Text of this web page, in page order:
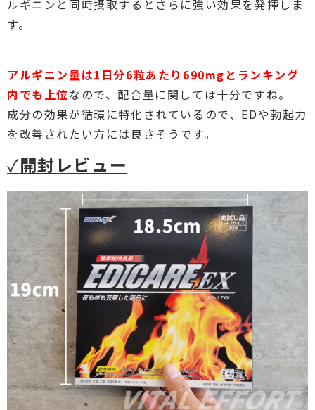
ルギニンと同時摂取するとさらに強い効果を発揮しま
す。
アルギニン量は1日分6粒あたり690mgとランキング
内でも上位なので、配合量に関しては十分ですね。
成分の効果が循環に特化されているので、EDや勃起力
を改善されたい方には良さそうです。
✓開封レビュー